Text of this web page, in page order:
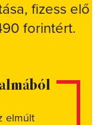
fizess elő
forintért.
elmúlt